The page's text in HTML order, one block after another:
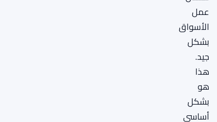
عمل
الأسواق
بشكل
جيد.
هذا
هو
بشكل
أساسي